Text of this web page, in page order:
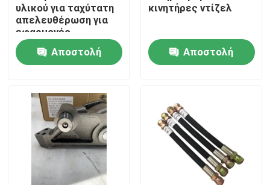
Αρχική Σελίδα
Προϊόντα
Σχετικά με εμάς
Γύρος εργοστασίων
Ποιοτικός έλεγχος
υλικού για ταχύτατη
απελευθέρωση για
εφαρμογές
σκαπανών 1-3 τόνων
Αποστολή
κινητήρες ντίζελ
Αποστολή